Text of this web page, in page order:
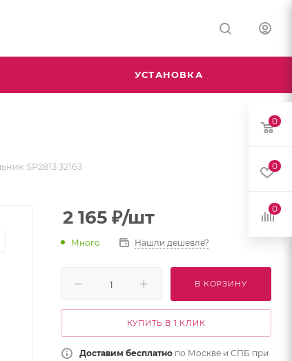
УСТАНОВКА
SP2813 32163
2 165 ₽/шт
Много Нашли дешевле?
В КОРЗИНУ
КУПИТЬ В 1 КЛИК
Доставим бесплатно по Москве и СПБ при
0
0
0